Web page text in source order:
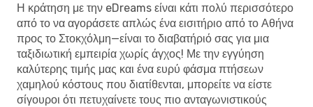
Η κράτηση με την eDreams είναι κάτι πολύ περισσότερο
από το να αγοράσετε απλώς ένα εισιτήριο από το Αθήνα
προς το Στοκχόλμη—είναι το διαβατήριό σας για μια
ταξιδιωτική εμπειρία χωρίς άγχος! Με την εγγύηση
καλύτερης τιμής μας και ένα ευρύ φάσμα πτήσεων
χαμηλού κόστους που διατίθενται, μπορείτε να είστε
σίγουροι ότι πετυχαίνετε τους πιο ανταγωνιστικούς